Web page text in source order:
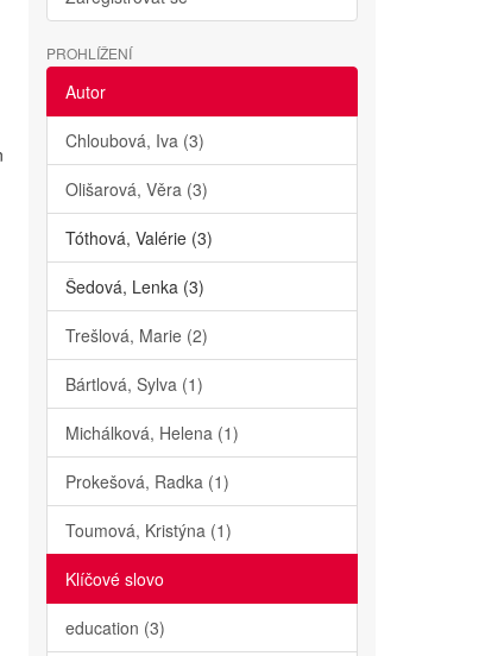
PROHLÍŽENÍ
Autor
Chloubová, Iva (3)
Olišarová, Věra (3)
Tóthová, Valérie (3)
Šedová, Lenka (3)
Trešlová, Marie (2)
Bártlová, Sylva (1)
Michálková, Helena (1)
Prokešová, Radka (1)
Toumová, Kristýna (1)
Klíčové slovo
education (3)